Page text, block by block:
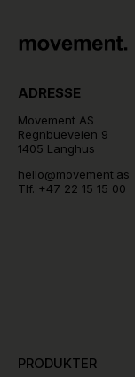
ADRESSE
Movement AS
Regnbueveien 9
1405 Langhus
hello@movement.as
Tlf. +47 22 15 15 00
PRODUKTER